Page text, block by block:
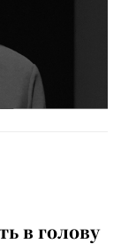
в голову